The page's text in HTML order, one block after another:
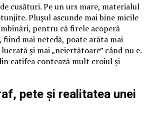
cusături. Pe un urs mare, materialul
Plușul ascunde mai bine micile
pentru că firele acoperă
fiind mai netedă, poate arăta mai
și mai „neiertătoare” când nu e.
catifea contează mult croiul și
pete și realitatea unei